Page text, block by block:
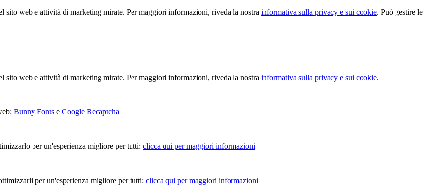
web e attività di marketing mirate. Per maggiori informazioni, riveda la nostra informativa sulla privacy e sui cookie. Può gestire le
web e attività di marketing mirate. Per maggiori informazioni, riveda la nostra informativa sulla privacy e sui cookie.
Bunny Fonts e Google Recaptcha
per un'esperienza migliore per tutti: clicca qui per maggiori informazioni
per un'esperienza migliore per tutti: clicca qui per maggiori informazioni